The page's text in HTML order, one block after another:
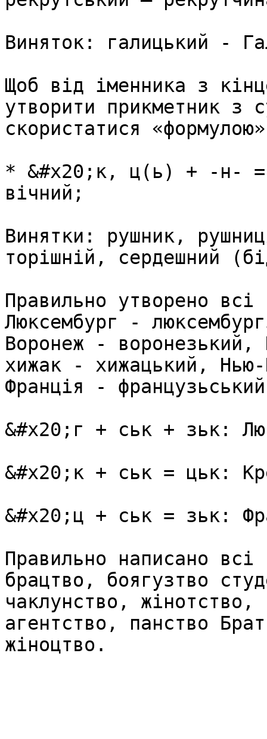
Виняток: галицький -
Щоб вiд iменника з
утворити прикметник з
скористатися
* &#x20;к, ц(ь) + -н-
вiчний;
Винятки: рушник,
торiшнiй, сердешний
Правильно утворено
Люксембург -
Воронеж - воронезький,
хижак - хижацький,
Франція -
&#x20;г + ськ + зьк:
&#x20;к + ськ = цьк:
&#x20;ц + ськ = зьк:
Правильно написано
брацтво, боягузтво
чаклунство, жінотство,
агентство, панство